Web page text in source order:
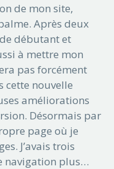
de mon site,
Après deux
débutant et
à mettre mon
pas forcément
cette nouvelle
améliorations
Désormais par
page où je
J’avais trois
navigation plus…